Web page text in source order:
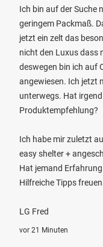
Ich bin auf der Suche
geringem Packmaß.
jetzt ein zelt das
nicht den Luxus dass
deswegen bin ich auf
angewiesen. Ich jetzt
unterwegs. Hat
Produktempfehlung?
Ich habe mir zuletzt
easy shelter +
Hat jemand
Hilfreiche Tipps
LG Fred
vor 21 Minuten